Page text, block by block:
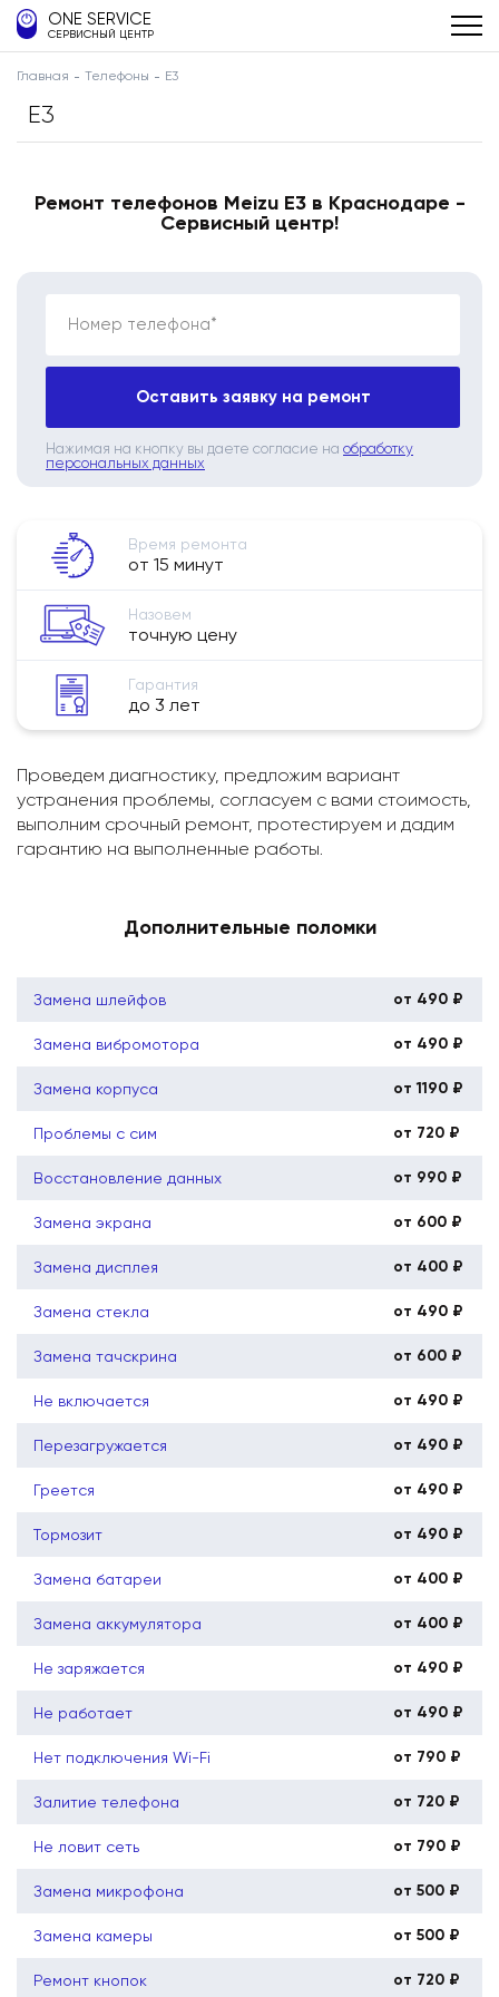
ONE SERVICE
СЕРВИСНЫЙ ЦЕНТР
Главная Телефоны E3
E3
Ремонт телефонов Meizu E3 в Краснодаре -
Сервисный центр!
Номер телефона*
Оставить заявку на ремонт
Нажимая на кнопку вы даете согласие на обработку
персональных данных
Время ремонта
от 15 минут
Назовем
точную цену
Гарантия
до 3 лет
Проведем диагностику, предложим вариант
устранения проблемы, согласуем с вами стоимость,
выполним срочный ремонт, протестируем и дадим
гарантию на выполненные работы.
Дополнительные поломки
Замена шлейфов от 490 ₽
Замена вибромотора от 490 ₽
Замена корпуса от 1190 ₽
Проблемы с сим от 720 ₽
Восстановление данных от 990 ₽
Замена экрана от 600 ₽
Замена дисплея от 400 ₽
Замена стекла от 490 ₽
Замена тачскрина от 600 ₽
Не включается от 490 ₽
Перезагружается от 490 ₽
Греется от 490 ₽
Тормозит от 490 ₽
Замена батареи от 400 ₽
Замена аккумулятора от 400 ₽
Не заряжается от 490 ₽
Не работает от 490 ₽
Нет подключения Wi-Fi от 790 ₽
Залитие телефона от 720 ₽
Не ловит сеть от 790 ₽
Замена микрофона от 500 ₽
Замена камеры от 500 ₽
Ремонт кнопок от 720 ₽